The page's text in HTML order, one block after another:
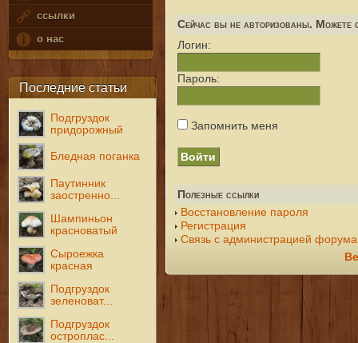
ссылки
о нас
Последние статьи
Подгруздок
придорожный
Бледная поганка
Паутинник
заостренно...
Шампиньон
красноватый
Сыроежка
красная
Подгруздок
зеленоват...
Подгруздок
остроплас...
Сейчас вы не авторизованы. Можете
Логин:
Пароль:
Запомнить меня
Полезные ссылки
Восстановление пароля
Регистрация
Связь с администрацией форума